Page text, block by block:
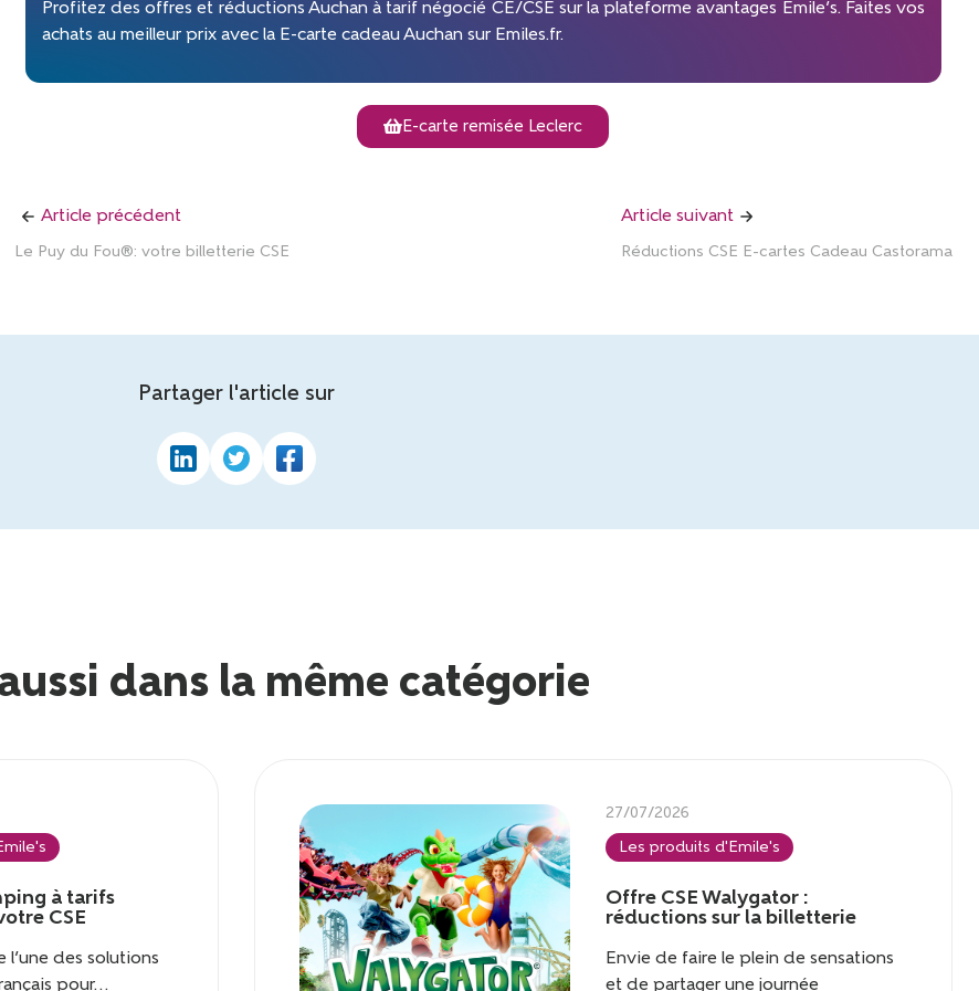
Profitez des offres et réductions Auchan à tarif négocié CE/CSE sur la plateforme avantages Emile’s. Faites vos
achats au meilleur prix avec la E-carte cadeau Auchan sur Emiles.fr.
E-carte remisée Leclerc
Article précédent
Le Puy du Fou®: votre billetterie CSE
Article suivant
Réductions CSE E-cartes Cadeau Castorama
Partager l'article sur
dans la même catégorie
à tarifs
CSE
l’une des solutions
pour...
27/07/2026
Les produits d'Emile's
Offre CSE Walygator :
réductions sur la billetterie
Envie de faire le plein de sensations
et de partager une journée